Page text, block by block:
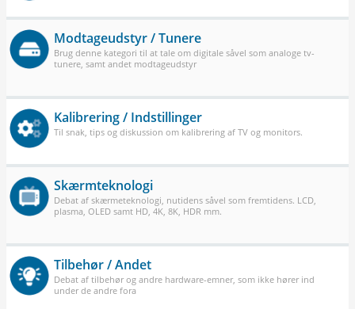
Modtageudstyr / Tunere
Brug denne kategori til at tale om digitale såvel som analoge tv-
tunere, samt andet modtageudstyr
Kalibrering / Indstillinger
Til snak, tips og diskussion om kalibrering af TV og monitors.
Skærmteknologi
Debat af skærmeteknologi, nutidens såvel som fremtidens. LCD,
plasma, OLED samt HD, 4K, 8K, HDR mm.
Tilbehør / Andet
Debat af tilbehør og andre hardware-emner, som ikke hører ind
under de andre fora